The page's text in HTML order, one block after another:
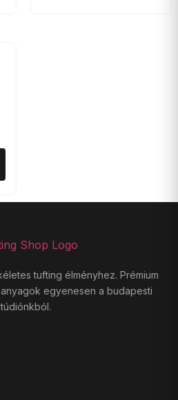
tufting élményhez. Prémium
egyenesen a budapesti